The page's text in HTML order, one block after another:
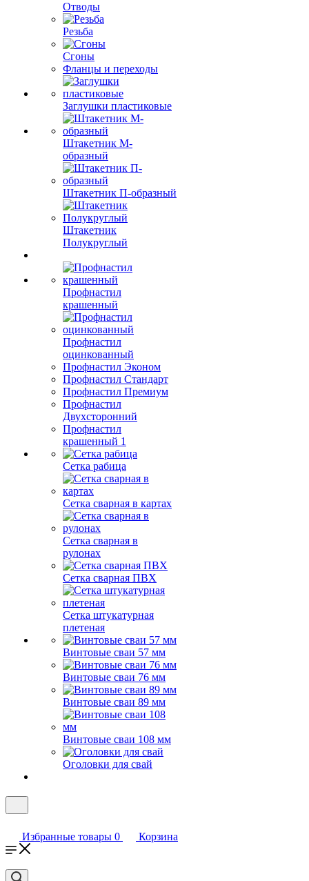
Отводы
Резьба
Сгоны
Фланцы и переходы
Заглушки пластиковые
Штакетник М-
образный
Штакетник П-образный
Штакетник
Полукруглый
Профнастил
крашенный
Профнастил
оцинкованный
Профнастил Эконом
Профнастил Стандарт
Профнастил Премиум
Профнастил
Двухсторонний
Профнастил
крашенный 1
Сетка рабица
Сетка сварная в картах
Сетка сварная в
рулонах
Сетка сварная ПВХ
Сетка штукатурная
плетеная
Винтовые сваи 57 мм
Винтовые сваи 76 мм
Винтовые сваи 89 мм
Винтовые сваи 108 мм
Оголовки для свай
Избранные товары 0 Корзина